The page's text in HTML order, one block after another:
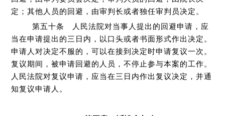
定；其他人员的回避，由审判长或者独任审判员决定。
第五十条 人民法院对当事人提出的回避申请，应
当在申请提出的三日内，以口头或者书面形式作出决定。
申请人对决定不服的，可以在接到决定时申请复议一次。
复议期间，被申请回避的人员，不停止参与本案的工作。
人民法院对复议申请，应当在三日内作出复议决定，并通
知复议申请人。